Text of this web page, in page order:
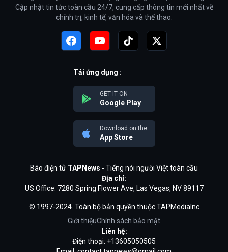
Cập nhật tin tức toàn cầu 24/7, cung cấp thông tin mới nhất về
chính trị, kinh tế, văn hóa và thể thao.
Tải ứng dụng :
GET IT ON
Google Play
Download on the
App Store
Báo điện tử TAPNews - Tiếng nói người Việt toàn cầu
Địa chỉ:
US Office: 7280 Spring Flower Ave, Las Vegas, NV 89117
© 1997-2024. Toàn bộ bản quyền thuộc TAPMediaInc
Giới thiệuChính sách bảo mật
Liên hệ:
Điện thoại: +13605050505